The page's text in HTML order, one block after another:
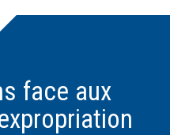
face aux